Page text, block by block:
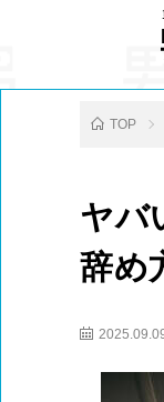
TOP
ヤバ
辞め